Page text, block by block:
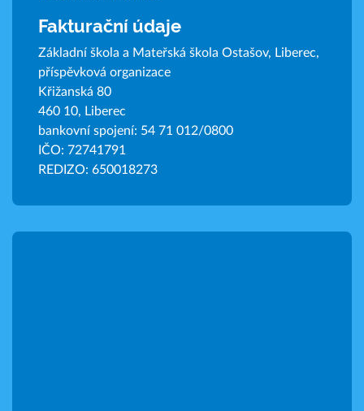
Fakturační údaje
Základní škola a Mateřská škola Ostašov, Liberec,
příspěvková organizace
Křižanská 80
460 10, Liberec
bankovní spojení: 54 71 012/0800
IČO: 72741791
REDIZO: 650018273